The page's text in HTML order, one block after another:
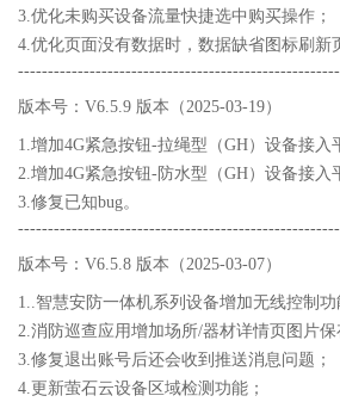
3.优化未购买设备流量快捷选中购买操作；
4.优化页面没有数据时，数据缺省图标刷新
版本号：V6.5.9 版本（2025-03-19）
1.增加4G紧急按钮-拉绳型（GH）设备接入
2.增加4G紧急按钮-防水型（GH）设备接入
3.修复已知bug。
版本号：V6.5.8 版本（2025-03-07）
1..智慧安防一体机系列设备增加无线控制功
2.消防巡查应用增加场所/器材详情页图片保
3.修复退出账号后还会收到推送消息问题；
4.更新萤石云设备区域检测功能；